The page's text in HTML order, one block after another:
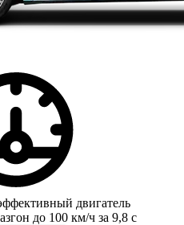
двигатель
до 100 км/ч за 9,8 с